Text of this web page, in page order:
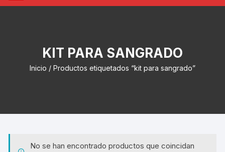
KIT PARA SANGRADO
Inicio / Productos etiquetados “kit para sangrado”
No se han encontrado productos que coincidan